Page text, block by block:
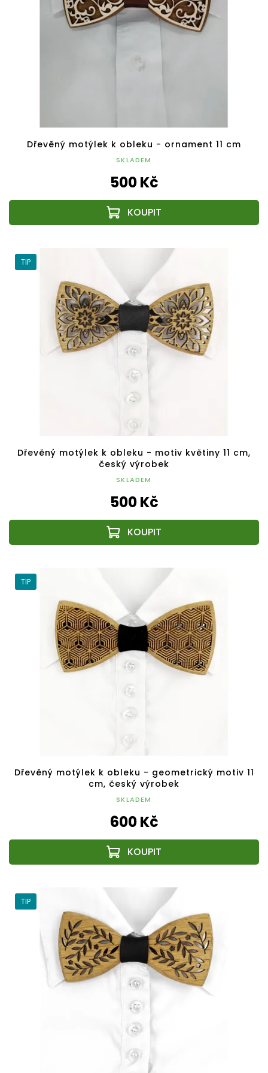
Dřevěný motýlek k obleku - ornament 11 cm
SKLADEM
500 Kč
TIP
Dřevěný motýlek k obleku - motiv květiny 11 cm,
český výrobek
SKLADEM
500 Kč
TIP
Dřevěný motýlek k obleku - geometrický motiv 11
cm, český výrobek
SKLADEM
600 Kč
TIP